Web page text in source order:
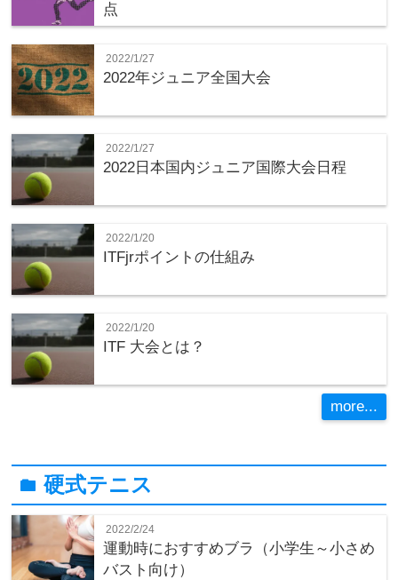
点
2022/1/27
2022年ジュニア全国大会
2022/1/27
2022日本国内ジュニア国際大会日程
2022/1/20
ITFjrポイントの仕組み
2022/1/20
ITF 大会とは？
more...
folder硬式テニス
2022/2/24
運動時におすすめブラ（小学生～小さめ
バスト向け）